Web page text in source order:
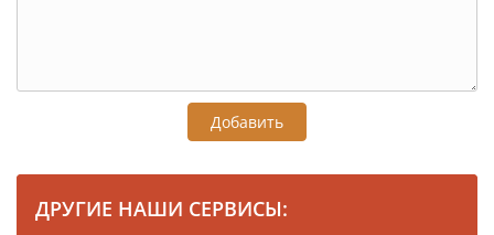
Добавить
ДРУГИЕ НАШИ СЕРВИСЫ: